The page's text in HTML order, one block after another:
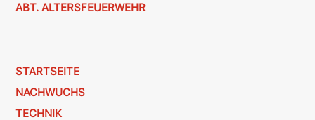
ABT. ALTERSFEUERWEHR
STARTSEITE
NACHWUCHS
TECHNIK